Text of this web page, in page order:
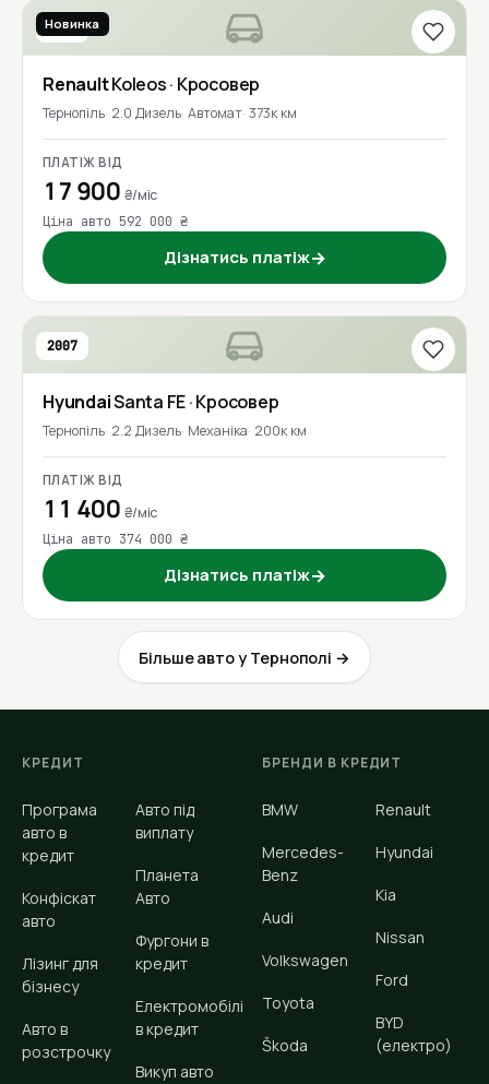
2016
Новинка
RenaultKoleos· Кросовер
Тернопіль 2.0 Дизель Автомат 373к км
ПЛАТІЖ ВІД
17 900 ₴/міс
Ціна авто 592 000 ₴
Дізнатись платіж→
2007
HyundaiSanta FE· Кросовер
Тернопіль 2.2 Дизель Механіка 200к км
ПЛАТІЖ ВІД
11 400 ₴/міс
Ціна авто 374 000 ₴
Дізнатись платіж→
Більше авто у Тернополі →
КРЕДИТ
Програма
авто в
кредит
Конфіскат
авто
Лізинг для
бізнесу
Авто в
розстрочку
Авто під
виплату
Планета
Авто
Фургони в
кредит
Електромобілі
в кредит
Викуп авто
БРЕНДИ В КРЕДИТ
BMW
Mercedes-
Benz
Audi
Volkswagen
Toyota
Škoda
Renault
Hyundai
Kia
Nissan
Ford
BYD
(електро)